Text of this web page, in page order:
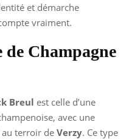
et démarche
vraiment.
de Champagne
Breul est celle d’une
avec une
terroir de Verzy. Ce type